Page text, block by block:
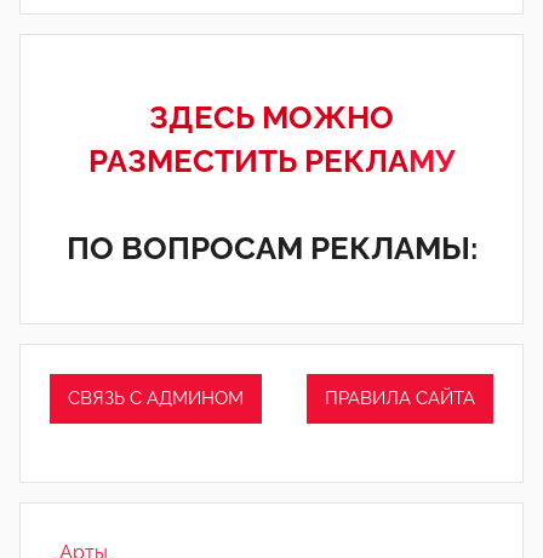
ЗДЕСЬ МОЖНО
РАЗМЕСТИТЬ РЕКЛАМУ
ПО ВОПРОСАМ РЕКЛАМЫ:
СВЯЗЬ С АДМИНОМ ПРАВИЛА САЙТА
_Арты_